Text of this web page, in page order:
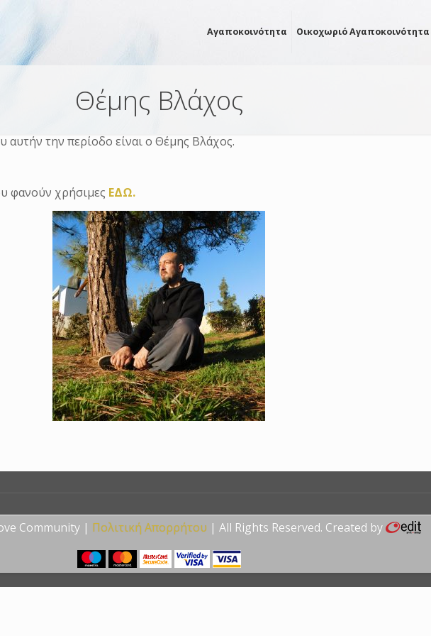
Αγαποκοινότητα Οικοχωριό Αγαποκοινότητα
Θέμης Βλάχος
αυτήν την περίοδο είναι o Θέμης Βλάχος.
φανούν χρήσιμες ΕΔΩ.
Community | Πολιτική Απορρήτου | All Rights Reserved. Created by